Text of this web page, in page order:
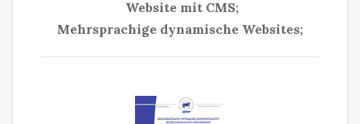
Website mit CMS;
Mehrsprachige dynamische Websites;